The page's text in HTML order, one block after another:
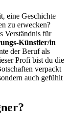
eine Geschichte
zu erwecken?
Verständnis für
Künstler/in
der Beruf als
Profi bist du die
verpackt
auch gefühlt